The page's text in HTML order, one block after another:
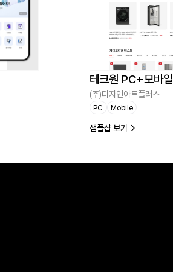
테크원 PC+모바일
(주)디자인아트플러스
PC Mobile
샘플샵 보기